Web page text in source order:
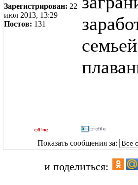
Зарегистрирован: 22
июл 2013, 13:29
Постов: 131
Показать сообщения за:
и поделиться: